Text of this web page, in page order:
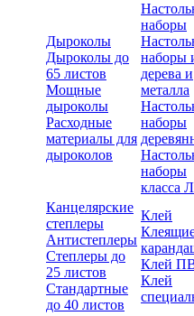
Дыроколы
Дыроколы до
65 листов
Мощные
дыроколы
Расходные
материалы для
дыроколов
наборы
наборы
дерева и
металла
наборы
наборы
класса
Канцелярские
степлеры
Антистеплеры
Степлеры до
25 листов
Стандартные
до 40 листов
Клей
Клей
Клей